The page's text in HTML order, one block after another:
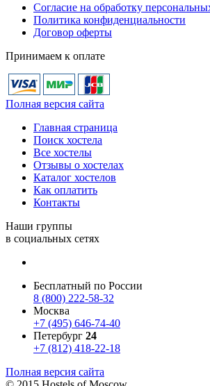
Согласие на обработку
Политика конфиденциальности
Договор оферты
Принимаем к оплате
Полная версия сайта
Главная страница
Поиск хостела
Все хостелы
Отзывы о хостелах
Каталог хостелов
Как оплатить
Контакты
Наши группы
в социальных сетях
Бесплатный по России
8 (800) 222-58-32
Москва
+7 (495) 646-74-40
Петербург 24
+7 (812) 418-22-18
Полная версия сайта